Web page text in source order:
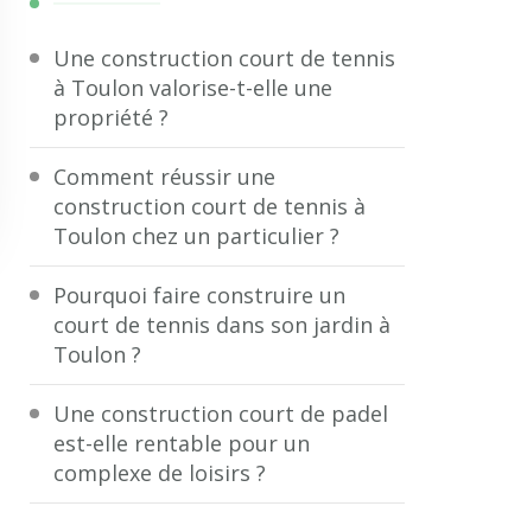
Une construction court de tennis
à Toulon valorise-t-elle une
propriété ?
Comment réussir une
construction court de tennis à
Toulon chez un particulier ?
Pourquoi faire construire un
court de tennis dans son jardin à
Toulon ?
Une construction court de padel
est-elle rentable pour un
complexe de loisirs ?